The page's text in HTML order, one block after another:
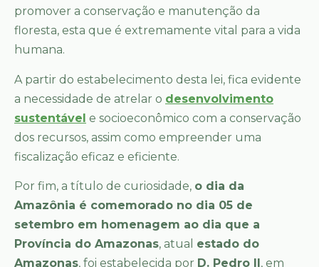
promover a conservação e manutenção da
floresta, esta que é extremamente vital para a vida
humana.
A partir do estabelecimento desta lei, fica evidente
a necessidade de atrelar o desenvolvimento
sustentável e socioeconômico com a conservação
dos recursos, assim como empreender uma
fiscalização eficaz e eficiente.
Por fim, a título de curiosidade, o dia da
Amazônia é comemorado no dia 05 de
setembro em homenagem ao dia que a
Província do Amazonas, atual estado do
Amazonas, foi estabelecida por D. Pedro II , em